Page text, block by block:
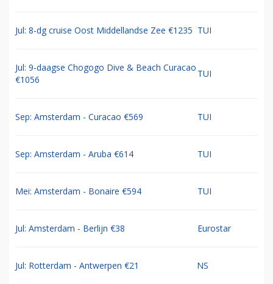
Jul: 8-dg cruise Oost Middellandse Zee €1235 TUI
Jul: 9-daagse Chogogo Dive & Beach Curacao
€1056
TUI
Sep: Amsterdam - Curacao €569 TUI
Sep: Amsterdam - Aruba €614 TUI
Mei: Amsterdam - Bonaire €594 TUI
Jul: Amsterdam - Berlijn €38 Eurostar
Jul: Rotterdam - Antwerpen €21 NS